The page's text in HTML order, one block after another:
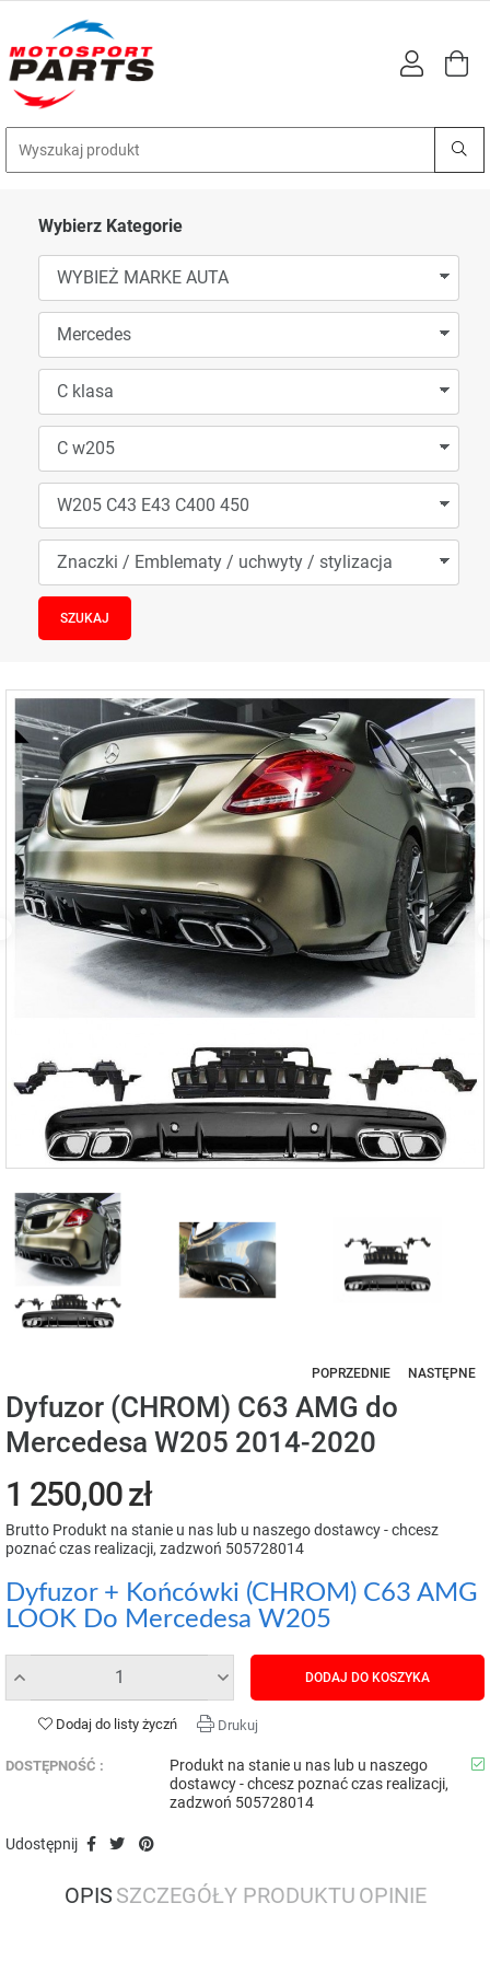
Wybierz Kategorie
POPRZEDNIE NASTĘPNE
Dyfuzor (CHROM) C63 AMG do
Mercedesa W205 2014-2020
1 250,00 zł
Brutto Produkt na stanie u nas lub u naszego dostawcy - chcesz
poznać czas realizacji, zadzwoń 505728014
Dyfuzor + Końcówki (CHROM) C63 AMG
LOOK Do Mercedesa W205
DODAJ DO KOSZYKA
Dodaj do listy życzń Drukuj
DOSTĘPNOŚĆ :
Produkt na stanie u nas lub u naszego
dostawcy - chcesz poznać czas realizacji,
zadzwoń 505728014
Udostępnij
OPIS SZCZEGÓŁY PRODUKTU OPINIE